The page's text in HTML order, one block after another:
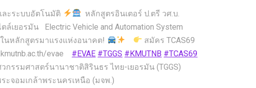
ะระบบอัตโนมัติ
หลักสูตรอินเตอร์ ป.ตรี วศ.บ.
ล์เยอรมัน Electric Vehicle and Automation System
ในหลักสูตรมาแรงแห่งอนาคต!
สมัคร TCAS69
evae #EVAE #TGGS #KMUTNB #TCAS69
รรมศาสตร์นานาชาติสิรินธร ไทย-เยอรมัน (TGGS)
ะจอมเกล้าพระนครเหนือ (มจพ.)